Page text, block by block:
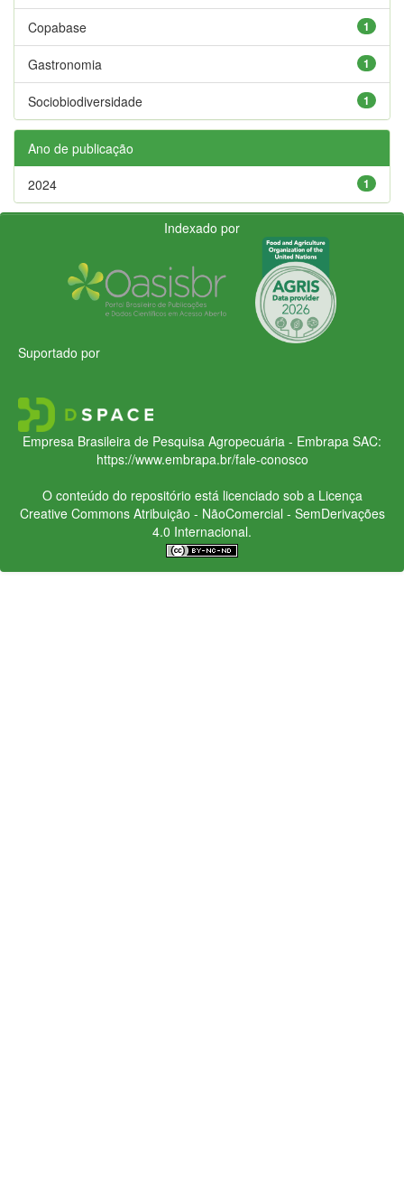
1
Copabase
1
Gastronomia
1
Sociobiodiversidade
Ano de publicação
1
2024
Indexado por
Suportado por
Empresa Brasileira de Pesquisa Agropecuária - Embrapa SAC:
https://www.embrapa.br/fale-conosco
O conteúdo do repositório está licenciado sob a Licença
Creative CommonsAtribuição - NãoComercial - SemDerivações
4.0 Internacional.